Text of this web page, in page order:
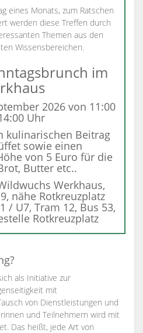
eines Monats, zum Ratschen
werden diese Treffen durch
Themen aus den
Wissensbereichen.
im
2026 von 11:00
Uhr
kulinarischen Beitrag
sowie einen
von 5 Euro für die
Butter etc..
Werkhaus,
nähe Rotkreuzplatz
/ U7, Tram 12, Bus 53,
Rotkreuzplatz
als Initiative zur
mit
von Dienstleistungen und
und Teilnehmern wird mit
Das heißt, jede Art von